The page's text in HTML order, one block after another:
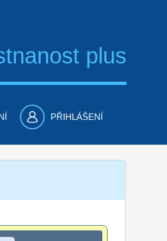
plus
PŘIHLÁŠENÍ